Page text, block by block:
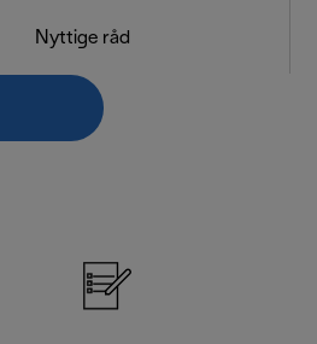
Nyttige råd